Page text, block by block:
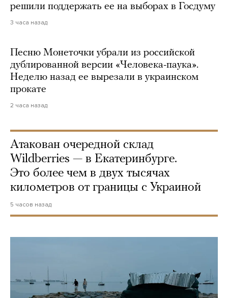
решили поддержать ее на выборах в Госдуму
3 часа назад
Песню Монеточки убрали из российской
дублированной версии «Человека-паука».
Неделю назад ее вырезали в украинском
прокате
2 часа назад
Атакован очередной склад
Wildberries — в Екатеринбурге.
Это более чем в двух тысячах
километров от границы с Украиной
5 часов назад